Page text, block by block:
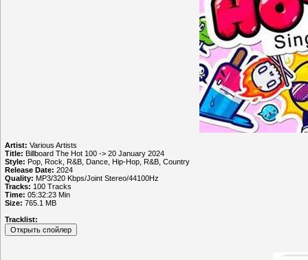
Artist: Various Artists
Title: Billboard The Hot 100 -> 20 January 2024
Style: Pop, Rock, R&B, Dance, Hip-Hop, R&B, Country
Release Date: 2024
Quality: MP3/320 Kbps/Joint Stereo/44100Hz
Tracks: 100 Tracks
Time: 05:32:23 Min
Size: 765.1 MB
Tracklist: